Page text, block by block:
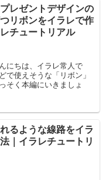
プレゼントデザインの
リボンをイラレで作
チュートリアル
にちは、イラレ常人で
で使えそうな「リボン」
そく本編にいきましょ
るような線路をイラ
｜イラレチュートリ